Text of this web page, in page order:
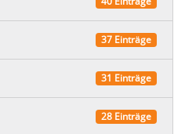
37 Einträge
31 Einträge
28 Einträge